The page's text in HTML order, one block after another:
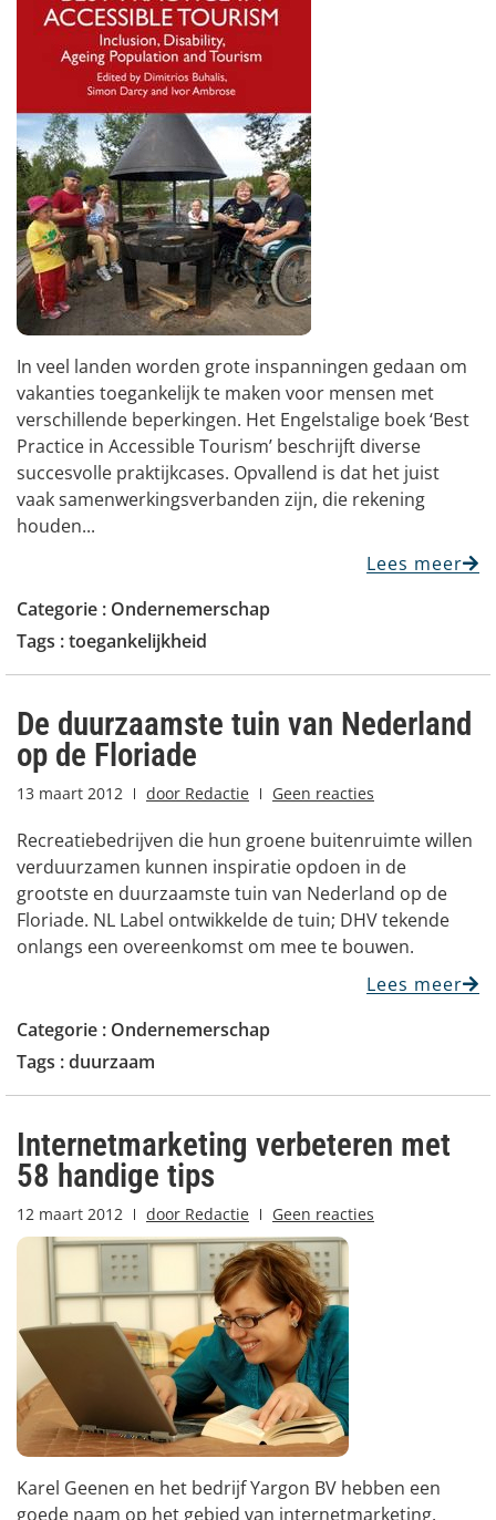
In veel landen worden grote inspanningen gedaan om
vakanties toegankelijk te maken voor mensen met
verschillende beperkingen. Het Engelstalige boek ‘Best
Practice in Accessible Tourism’ beschrijft diverse
succesvolle praktijkcases. Opvallend is dat het juist
vaak samenwerkingsverbanden zijn, die rekening
houden...
Lees meer
Categorie : Ondernemerschap
Tags :toegankelijkheid
De duurzaamste tuin van Nederland
op de Floriade
13 maart 2012 door Redactie Geen reacties
Recreatiebedrijven die hun groene buitenruimte willen
verduurzamen kunnen inspiratie opdoen in de
grootste en duurzaamste tuin van Nederland op de
Floriade. NL Label ontwikkelde de tuin; DHV tekende
onlangs een overeenkomst om mee te bouwen.
Lees meer
Categorie : Ondernemerschap
Tags :duurzaam
Internetmarketing verbeteren met
58 handige tips
12 maart 2012 door Redactie Geen reacties
Karel Geenen en het bedrijf Yargon BV hebben een
goede naam op het gebied van internetmarketing.